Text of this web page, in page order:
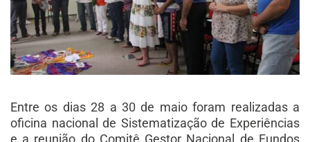
Entre os dias 28 a 30 de maio foram realizadas a
oficina nacional de Sistematização de Experiências
e a reunião do Comitê Gestor Nacional de Fundos